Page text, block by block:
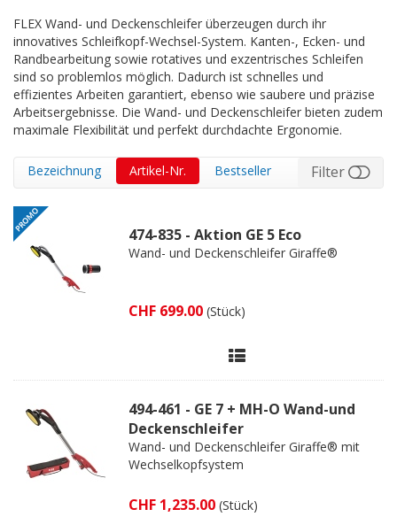
FLEX Wand- und Deckenschleifer überzeugen durch ihr
innovatives Schleifkopf-Wechsel-System. Kanten-, Ecken- und
Randbearbeitung sowie rotatives und exzentrisches Schleifen
sind so problemlos möglich. Dadurch ist schnelles und
effizientes Arbeiten garantiert, ebenso wie saubere und präzise
Arbeitsergebnisse. Die Wand- und Deckenschleifer bieten zudem
maximale Flexibilität und perfekt durchdachte Ergonomie.
Bezeichnung Artikel-Nr. Bestseller Filter
474-835 - Aktion GE 5 Eco
Wand- und Deckenschleifer Giraffe®
CHF 699.00 (Stück)
494-461 - GE 7 + MH-O Wand-und
Deckenschleifer
Wand- und Deckenschleifer Giraffe® mit
Wechselkopfsystem
CHF 1,235.00 (Stück)